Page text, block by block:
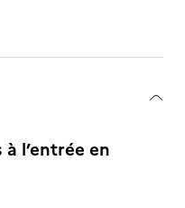
l’entrée en